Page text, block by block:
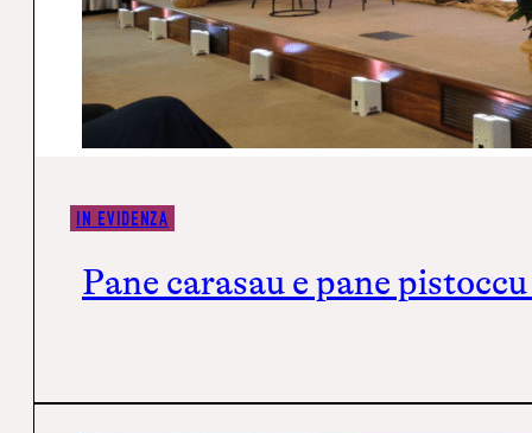
IN EVIDENZA
Pane carasau e pane